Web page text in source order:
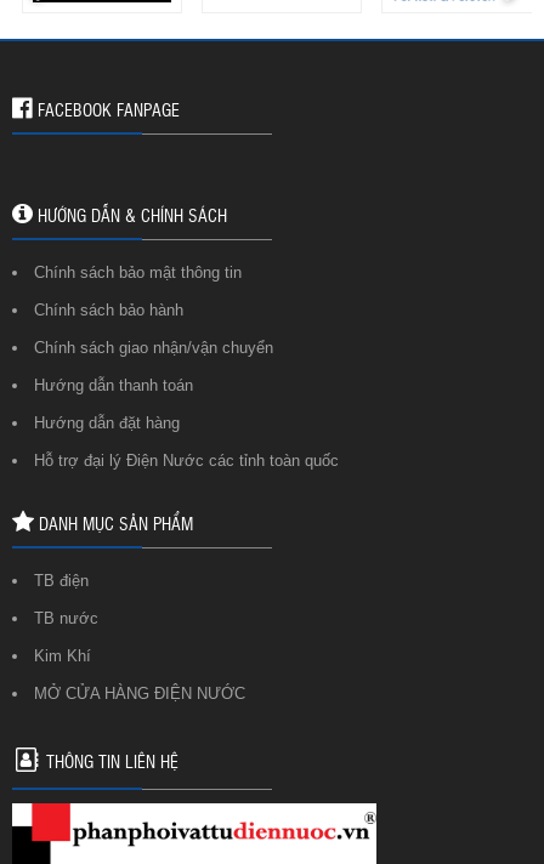
FACEBOOK FANPAGE
HƯỚNG DẪN & CHÍNH SÁCH
Chính sách bảo mật thông tin
Chính sách bảo hành
Chính sách giao nhận/vận chuyển
Hướng dẫn thanh toán
Hướng dẫn đặt hàng
Hỗ trợ đại lý Điện Nước các tỉnh toàn quốc
DANH MỤC SẢN PHẨM
TB điện
TB nước
Kim Khí
MỞ CỬA HÀNG ĐIỆN NƯỚC
THÔNG TIN LIÊN HỆ